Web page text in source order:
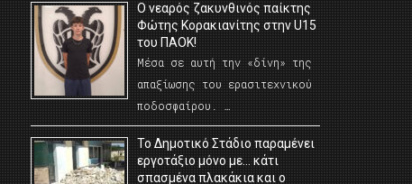
O νεαρός ζακυνθινός παίκτης
Φώτης Κορακιανίτης στην U15
του ΠΑΟΚ!
Μέσα σε αυτή την «δίνη» της
απαξίωσης του ερασιτεχνικού
ποδοσφαίρου. …
Το Δημοτικό Στάδιο παραμένει
εργοτάξιο μόνο με… κάτι
σπασμένα πλακάκια και ο